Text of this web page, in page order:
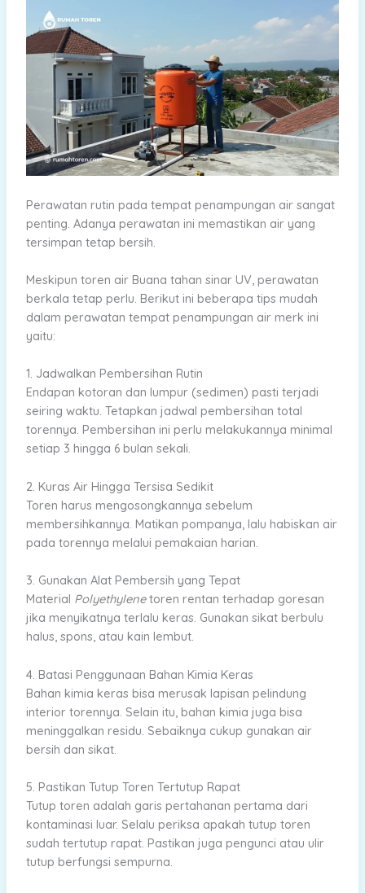
Perawatan rutin pada tempat penampungan air sangat
penting. Adanya perawatan ini memastikan air yang
tersimpan tetap bersih.
Meskipun toren air Buana tahan sinar UV, perawatan
berkala tetap perlu. Berikut ini beberapa tips mudah
dalam perawatan tempat penampungan air merk ini
yaitu:
1. Jadwalkan Pembersihan Rutin
Endapan kotoran dan lumpur (sedimen) pasti terjadi
seiring waktu. Tetapkan jadwal pembersihan total
torennya. Pembersihan ini perlu melakukannya minimal
setiap 3 hingga 6 bulan sekali.
2. Kuras Air Hingga Tersisa Sedikit
Toren harus mengosongkannya sebelum
membersihkannya. Matikan pompanya, lalu habiskan air
pada torennya melalui pemakaian harian.
3. Gunakan Alat Pembersih yang Tepat
Material Polyethylenetoren rentan terhadap goresan
jika menyikatnya terlalu keras. Gunakan sikat berbulu
halus, spons, atau kain lembut.
4. Batasi Penggunaan Bahan Kimia Keras
Bahan kimia keras bisa merusak lapisan pelindung
interior torennya. Selain itu, bahan kimia juga bisa
meninggalkan residu. Sebaiknya cukup gunakan air
bersih dan sikat.
5. Pastikan Tutup Toren Tertutup Rapat
Tutup toren adalah garis pertahanan pertama dari
kontaminasi luar. Selalu periksa apakah tutup toren
sudah tertutup rapat. Pastikan juga pengunci atau ulir
tutup berfungsi sempurna.